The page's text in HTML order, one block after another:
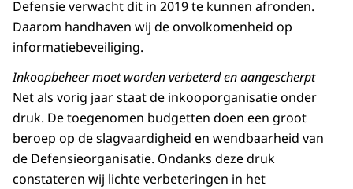
Defensie verwacht dit in 2019 te kunnen afronden.
Daarom handhaven wij de onvolkomenheid op
informatiebeveiliging.
Inkoopbeheer moet worden verbeterd en aangescherpt
Net als vorig jaar staat de inkooporganisatie onder
druk. De toegenomen budgetten doen een groot
beroep op de slagvaardigheid en wendbaarheid van
de Defensieorganisatie. Ondanks deze druk
constateren wij lichte verbeteringen in het